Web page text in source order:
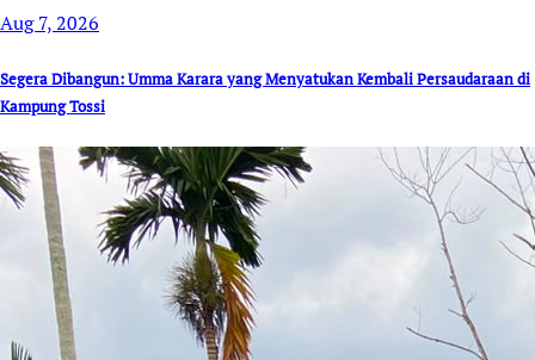
Aug 7, 2026
Segera Dibangun: Umma Karara yang Menyatukan Kembali Persaudaraan di
Kampung Tossi